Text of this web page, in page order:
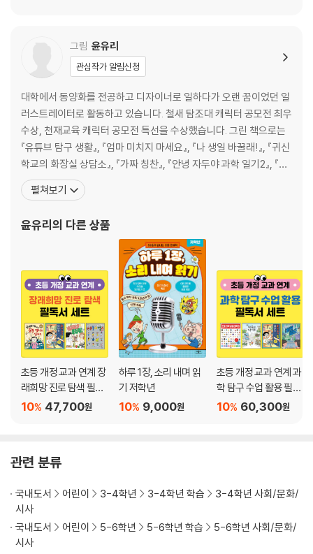
그림 윤유리
관심작가 알림신청
대학에서 동양화를 전공하고 디자이너로 일하다가 오랜 꿈이었던 일
러스트레이터로 활동하고 있습니다. 철새 탐조대 캐릭터 공모전 최우
수상, 천재교육 캐릭터 공모전 특선을 수상했습니다. 그린 책으로는
『유튜브 탐구 생활』, 『엄마 미치지 마세요』, 『나 생일 바꿀래!』, 『귀신
학교의 화장실 상담소』, 『가짜 칭찬』, 『안녕 자두야 과학 일기2』, 『초
등학생이 꼭 가야 할 교과서 역사 여행』, 『초등 생물 생생 교과서』,
『손으로 따라 그려 봐』, 『재미있는 지구촌 종교 이야기』 등이 있습니
리는 걸 좋아합니다. 자
펼쳐보기
윤유리 의 다른 상품
초등 개정 교과 연계 장
래희망 진로 탐색 필독
서 세트47,700원
10%
하루 1장, 소리 내며 읽
기 저학년
9,000원
10%
초등 개정 교과 연계 과
학 탐구 수업 활용 필독
서 세트60,300원
10%
관련 분류
국내도서 어린이 3-4학년 3-4학년 학습
3-4학년 사회/문화/
시사
국내도서
어린이 5-6학년 5-6학년 학습
5-6학년 사회/문화/
시사